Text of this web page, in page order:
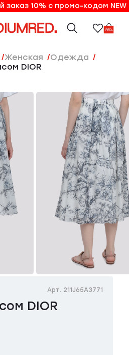
по промо-коду NEW
заказ 10% с промо-кодом NEW
женская
Одежда
DIOR
DIOR
Арт. 211J65A3771